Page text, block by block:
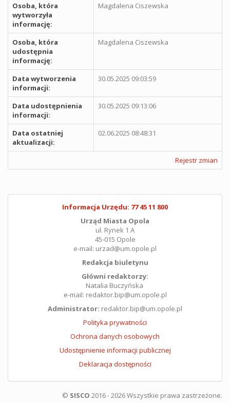
Osoba, która
wytworzyła
informację:
Magdalena Ciszewska
Osoba, która
udostępnia
informację:
Magdalena Ciszewska
Data wytworzenia
informacji:
30.05.2025 09:03:59
Data udostępnienia
informacji:
30.05.2025 09:13:06
Data ostatniej
aktualizacji:
02.06.2025 08:48:31
Rejestr zmian
Informacja Urzędu: 77 45 11 800
Urząd Miasta Opola
ul. Rynek 1 A
45-015 Opole
e-mail: urzad@um.opole.pl
Redakcja biuletynu
Główni redaktorzy:
Natalia Buczyńska
e-mail: redaktor.bip@um.opole.pl
Administrator: redaktor.bip@um.opole.pl
Polityka prywatności
Ochrona danych osobowych
Udostępnienie informacji publicznej
Deklaracja dostępności
© SISCO 2016 - 2026 Wszystkie prawa zastrzeżone.